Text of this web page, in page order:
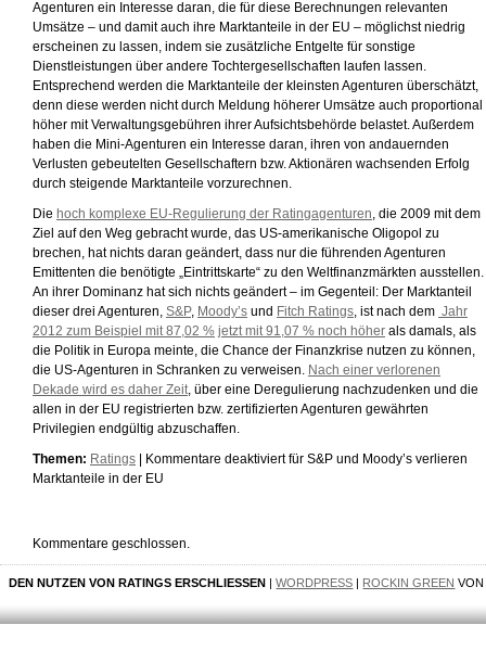
Agenturen ein Interesse daran, die für diese Berechnungen relevanten
Umsätze – und damit auch ihre Marktanteile in der EU – möglichst niedrig
erscheinen zu lassen, indem sie zusätzliche Entgelte für sonstige
Dienstleistungen über andere Tochtergesellschaften laufen lassen.
Entsprechend werden die Marktanteile der kleinsten Agenturen überschätzt,
denn diese werden nicht durch Meldung höherer Umsätze auch proportional
höher mit Verwaltungsgebühren ihrer Aufsichtsbehörde belastet. Außerdem
haben die Mini-Agenturen ein Interesse daran, ihren von andauernden
Verlusten gebeutelten Gesellschaftern bzw. Aktionären wachsenden Erfolg
durch steigende Marktanteile vorzurechnen.
Die hoch komplexe EU-Regulierung der Ratingagenturen , die 2009 mit dem
Ziel auf den Weg gebracht wurde, das US-amerikanische Oligopol zu
brechen, hat nichts daran geändert, dass nur die führenden Agenturen
Emittenten die benötigte „Eintrittskarte“ zu den Weltfinanzmärkten ausstellen.
An ihrer Dominanz hat sich nichts geändert – im Gegenteil: Der Marktanteil
dieser drei Agenturen, S&P, Moody’s und Fitch Ratings , ist nach dem Jahr
2012 zum Beispiel mit 87,02 % jetzt mit 91,07 % noch höher als damals, als
die Politik in Europa meinte, die Chance der Finanzkrise nutzen zu können,
die US-Agenturen in Schranken zu verweisen.
Nach einer verlorenen
Dekade wird es daher Zeit , über eine Deregulierung nachzudenken und die
allen in der EU registrierten bzw. zertifizierten Agenturen gewährten
Privilegien endgültig abzuschaffen.
Themen: Ratings Kommentare deaktiviertfür S&P und Moody’s verlieren
Marktanteile in der EU
Kommentare geschlossen.
DEN NUTZEN VON RATINGS ERSCHLIESSEN |WORDPRESS | ROCKIN GREEN